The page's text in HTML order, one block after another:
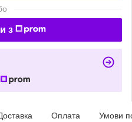
з
Оплата Умови